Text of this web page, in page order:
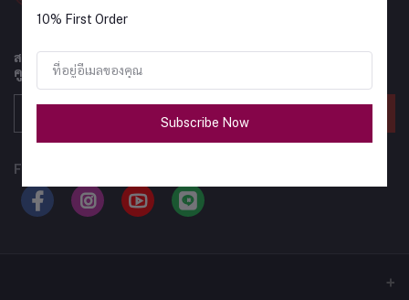
สมัครรับจดหมายข่าวของเราเพื่อรับข้อมูลอัปเดตเกี่ยวกับข้อเสนอ
คูปอง และอื่นๆ เป็นประจำ
FOLLOW US
10% First Order
Subscribe Now